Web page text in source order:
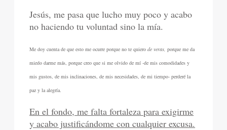
Jesús, me pasa que lucho muy poco y acabo
no haciendo tu voluntad sino la mía.
Me doy cuenta de que esto me ocurre porque no te quierode veras,porque me da
miedo darme más, porque creo que si me olvido de mí -de mis comodidades y
mis gustos, de mis inclinaciones, de mis necesidades, de mi tiempo- perderé la
paz y la alegría.
En el fondo, me falta fortaleza para exigirme
y acabo justificándome con cualquier excusa.